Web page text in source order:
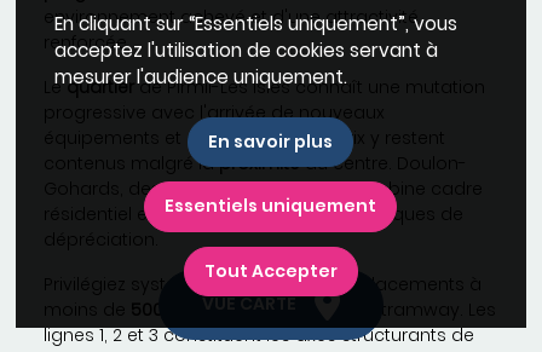
VUE CARTE
environnement achevé et d'une attractivité
renforcée.
Lequartierde Pirmil-Les Isles connaît une mutation
progressive avec l'arrivée de nouveaux
équipements et commerces. Les prix y restent
contenus malgré laproximitédu centre. Doulon-
Gohards, desservi par le tramway, combine cadre
résidentiel et accessibilité, limitant les risques de
dépréciation.
Privilégiez systématiquement les emplacements à
moins de 500 mètres d'une station
de tramway. Les
lignes 1, 2 et 3 constituent les axes structurants de
En cliquant sur “Essentiels uniquement”, vous
acceptez l'utilisation de cookies servant à
mesurer l'audience uniquement.
En savoir plus
Essentiels uniquement
Tout Accepter